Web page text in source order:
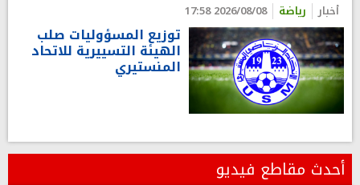
أخبار رياضة 2026/08/08 17:58
توزيع المسؤوليات صلب
الهيئة التسييرية للاتحاد
المنستيري
أحدث مقاطع فيديو